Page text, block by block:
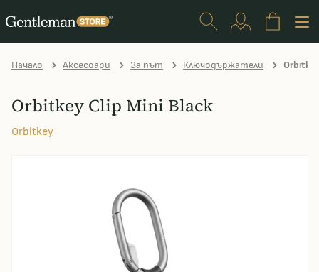
Начало Аксесоари За път Ключодържатели
Orbitkey Clip Mini Black
Orbitkey